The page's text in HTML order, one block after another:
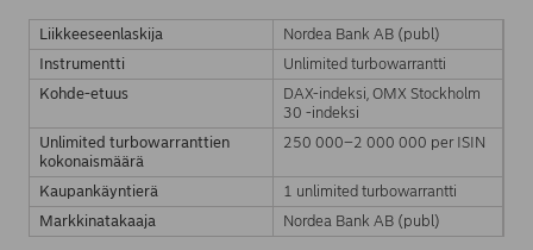
Liikkeeseenlaskija
Nordea Bank AB (publ)
Instrumentti
Unlimited turbowarrantti
Kohde-etuus
DAX-indeksi, OMX Stockholm
30 -indeksi
Unlimited turbowarranttien
kokonaismäärä
250 000–2 000 000 per ISIN
Kaupankäyntierä
1 unlimited turbowarrantti
Markkinatakaaja
Nordea Bank AB (publ)